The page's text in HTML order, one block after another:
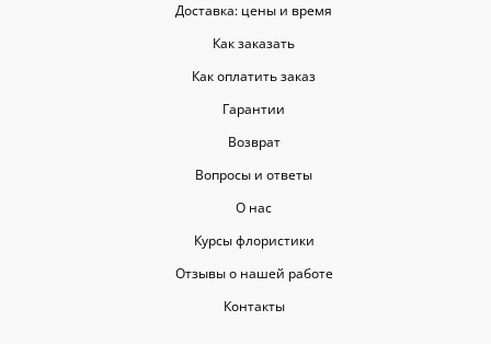
Доставка: цены и время
Как заказать
Как оплатить заказ
Гарантии
Возврат
Вопросы и ответы
О нас
Курсы флористики
Отзывы о нашей работе
Контакты